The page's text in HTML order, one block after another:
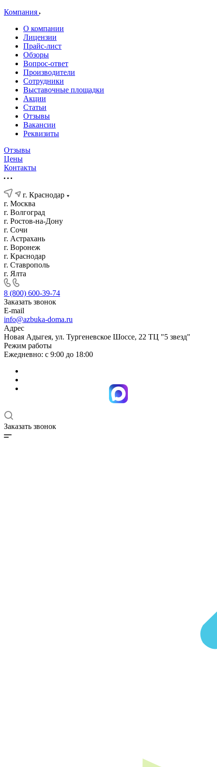
Компания
О компании
Лицензии
Прайс-лист
Обзоры
Вопрос-ответ
Производители
Сотрудники
Выставочные площадки
Акции
Статьи
Отзывы
Вакансии
Реквизиты
Отзывы
Цены
Контакты
г. Краснодар
г. Москва
г. Волгоград
г. Ростов-на-Дону
г. Сочи
г. Астрахань
г. Воронеж
г. Краснодар
г. Ставрополь
г. Ялта
8 (800) 600-39-74
Заказать звонок
E-mail
info@azbuka-doma.ru
Адрес
Новая Адыгея, ул. Тургеневское Шоссе, 22 ТЦ "5 звезд"
Режим работы
Ежедневно: с 9:00 до 18:00
Заказать звонок